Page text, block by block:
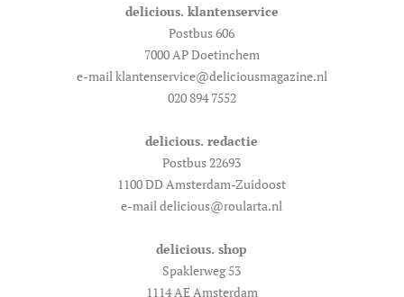
delicious. klantenservice
Postbus 606
7000 AP Doetinchem
e-mail klantenservice@deliciousmagazine.nl
020 894 7552
delicious. redactie
Postbus 22693
1100 DD Amsterdam-Zuidoost
e-mail delicious@roularta.nl
delicious. shop
Spaklerweg 53
1114 AE Amsterdam